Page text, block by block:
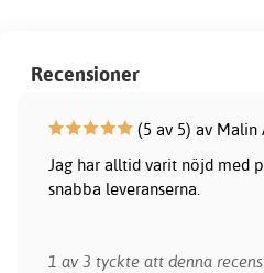
Recensioner
(5 av 5) av Malin
Jag har alltid varit nöjd med
snabba leveranserna.
1 av 3 tyckte att denna